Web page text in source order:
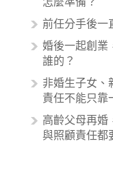
的內容其實
前任分手後一
婚後一起創業
誰的？
非婚生子女、
責任不能只靠
高齡父母再婚
與照顧責任都